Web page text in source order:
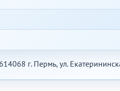
г. Пермь, ул.